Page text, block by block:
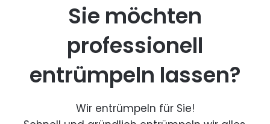
Sie möchten
professionell
entrümpeln lassen?
Wir entrümpeln für Sie!